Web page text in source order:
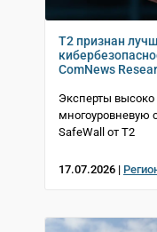
T2 признан
ComNews
Эксперты
многоуровневую
SafeWall от Т2
17.07.2026 |